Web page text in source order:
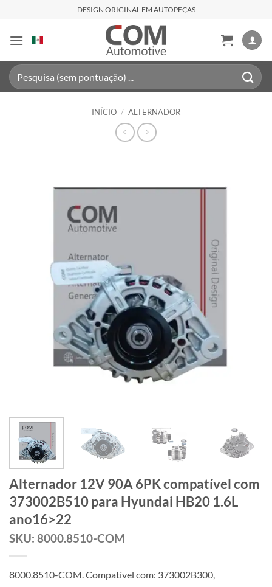
content
DESIGN ORIGINAL EM AUTOPEÇAS
Pesquisar
por:
INÍCIO / ALTERNADOR
Alternador 12V 90A 6PK compatível com
373002B510 para Hyundai HB20 1.6L
ano16>22
SKU: 8000.8510-COM
8000.8510-COM. Compatível com: 373002B300,